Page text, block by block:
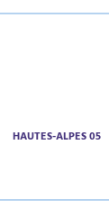
HAUTES-ALPES 05